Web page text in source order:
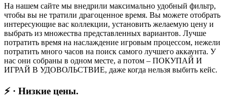
На нашем сайте мы внедрили максимально удобный фильтр,
чтобы вы не тратили драгоценное время. Вы можете отобрать
интересующие вас коллекции, установить желаемую цену и
выбрать из множества представленных вариантов. Лучше
потратить время на наслаждение игровым процессом, нежели
потратить много часов на поиск самого лучшего аккаунта. У
нас они собраны в одном месте, а потом – ПОКУПАЙ И
ИГРАЙ В УДОВОЛЬСТВИЕ, даже когда нельзя выбить кейс.
⚡ · Низкие цены.